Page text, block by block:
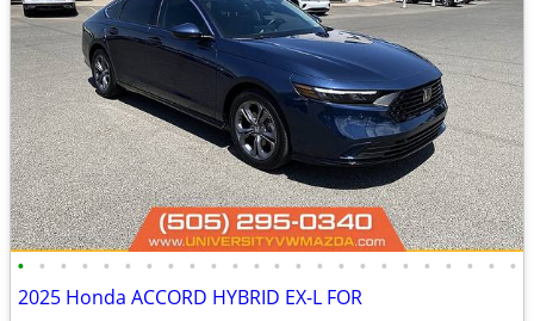
• • • • • • • • • • • • • • • • • • • • • • • •
2025 Honda ACCORD HYBRID EX-L FOR